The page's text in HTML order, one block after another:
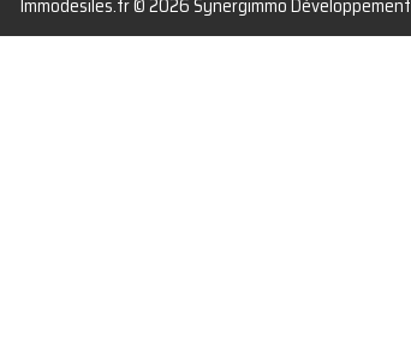
Immodesiles.fr © 2026 Synergimmo Développement